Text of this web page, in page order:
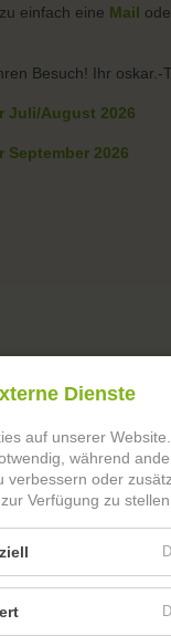
einfach eine Mail
Besuch! Ihr oskar.-
Juli/August 2026
2026
mit Autismus
Dienste
auf unserer
während
verbessern oder
Verfügung zu stellen.